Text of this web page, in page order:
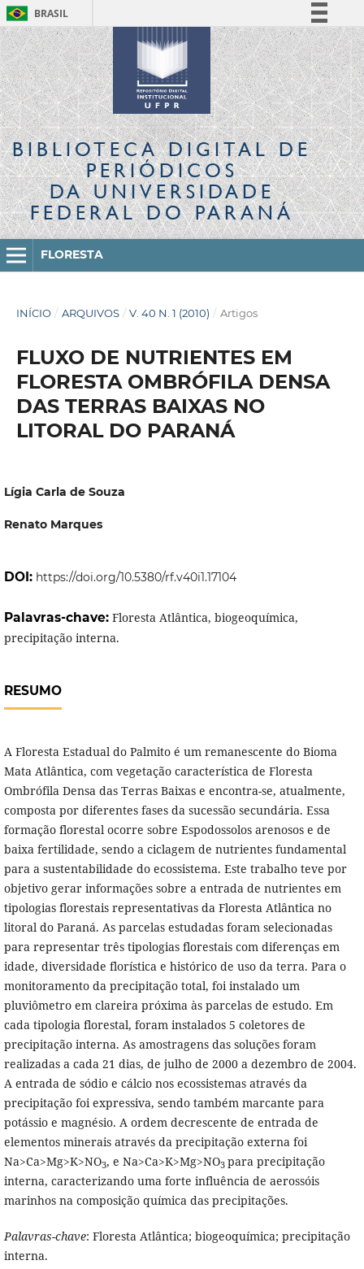
BRASIL
Simplifique!
Comunica BR
Participe
Acesso à informação
Legislação
Canais
BIBLIOTECA DIGITALDE
PERIÓDICOS
DA UNIVERSIDADE
FEDERAL DO PARANÁ
FLORESTA
INÍCIO / ARQUIVOS / V. 40 N. 1 (2010) / Artigos
FLUXO DE NUTRIENTES EM
FLORESTA OMBRÓFILA DENSA
DAS TERRAS BAIXAS NO
LITORAL DO PARANÁ
Lígia Carla de Souza
Renato Marques
DOI: https://doi.org/10.5380/rf.v40i1.17104
Palavras-chave: Floresta Atlântica, biogeoquímica,
precipitação interna.
RESUMO
A Floresta Estadual do Palmito é um remanescente do Bioma
Mata Atlântica, com vegetação característica de Floresta
Ombrófila Densa das Terras Baixas e encontra-se, atualmente,
composta por diferentes fases da sucessão secundária. Essa
formação florestal ocorre sobre Espodossolos arenosos e de
baixa fertilidade, sendo a ciclagem de nutrientes fundamental
para a sustentabilidade do ecossistema. Este trabalho teve por
objetivo gerar informações sobre a entrada de nutrientes em
tipologias florestais representativas da Floresta Atlântica no
litoral do Paraná. As parcelas estudadas foram selecionadas
para representar três tipologias florestais com diferenças em
idade, diversidade florística e histórico de uso da terra. Para o
monitoramento da precipitação total, foi instalado um
pluviômetro em clareira próxima às parcelas de estudo. Em
cada tipologia florestal, foram instalados 5 coletores de
precipitação interna. As amostragens das soluções foram
realizadas a cada 21 dias, de julho de 2000 a dezembro de 2004.
A entrada de sódio e cálcio nos ecossistemas através da
precipitação foi expressiva, sendo também marcante para
potássio e magnésio. A ordem decrescente de entrada de
elementos minerais através da precipitação externa foi
Na>Ca>Mg>K>NO3, e Na>Ca>K>Mg>NO3 para precipitação
interna, caracterizando uma forte influência de aerossóis
marinhos na composição química das precipitações.
Palavras-chave: Floresta Atlântica; biogeoquímica; precipitação
interna.